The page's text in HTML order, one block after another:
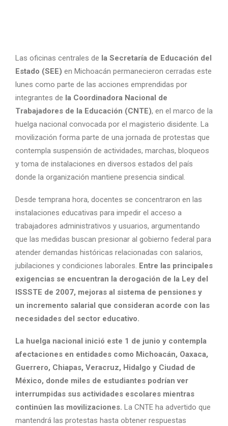
Las oficinas centrales de la Secretaría de Educación del
Estado (SEE) en Michoacán permanecieron cerradas este
lunes como parte de las acciones emprendidas por
integrantes de la Coordinadora Nacional de
Trabajadores de la Educación (CNTE), en el marco de la
huelga nacional convocada por el magisterio disidente. La
movilización forma parte de una jornada de protestas que
contempla suspensión de actividades, marchas, bloqueos
y toma de instalaciones en diversos estados del país
donde la organización mantiene presencia sindical.
Desde temprana hora, docentes se concentraron en las
instalaciones educativas para impedir el acceso a
trabajadores administrativos y usuarios, argumentando
que las medidas buscan presionar al gobierno federal para
atender demandas históricas relacionadas con salarios,
jubilaciones y condiciones laborales. Entre las principales
exigencias se encuentran la derogación de la Ley del
ISSSTE de 2007, mejoras al sistema de pensiones y
un incremento salarial que consideran acorde con las
necesidades del sector educativo.
La huelga nacional inició este 1 de junio y contempla
afectaciones en entidades como Michoacán, Oaxaca,
Guerrero, Chiapas, Veracruz, Hidalgo y Ciudad de
México, donde miles de estudiantes podrían ver
interrumpidas sus actividades escolares mientras
continúen las movilizaciones. La CNTE ha advertido que
mantendrá las protestas hasta obtener respuestas